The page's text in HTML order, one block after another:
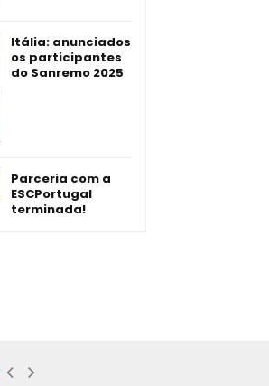
Itália: anunciados
os participantes
do Sanremo 2025
Parceria com a
ESCPortugal
terminada!